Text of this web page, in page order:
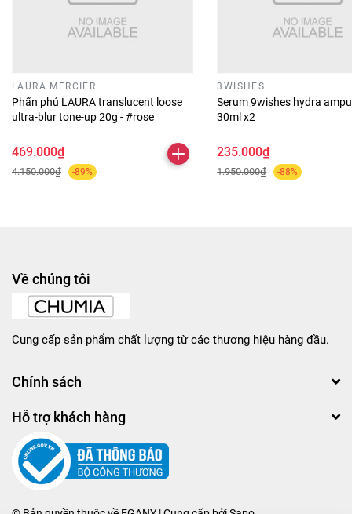
LAURA MERCIER
Phấn phủ LAURA translucent loose
ultra-blur tone-up 20g - #rose
469.000₫
4.150.000₫ -89%
3WISHES
Serum 9wishes hydra
30ml x2
235.000₫
1.950.000₫ -88%
Về chúng tôi
Cung cấp sản phẩm chất lượng từ các thương hiệu hàng đầu.
Chính sách
Hỗ trợ khách hàng